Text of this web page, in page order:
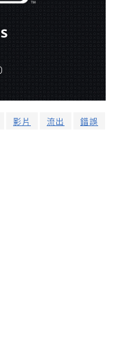
影片 流出 錯誤